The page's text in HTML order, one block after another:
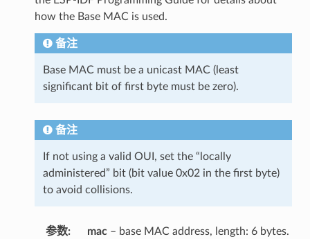
how the Base MAC is used.
备注
Base MAC must be a unicast MAC (least
significant bit of first byte must be zero).
备注
If not using a valid OUI, set the “locally
administered” bit (bit value 0x02 in the first byte)
to avoid collisions.
参数 mac– base MAC address, length: 6 bytes.